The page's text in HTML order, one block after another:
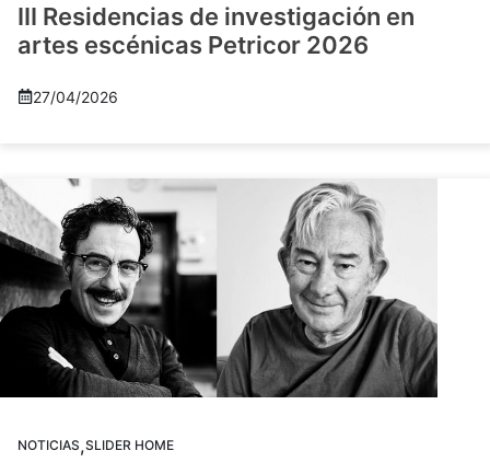
III Residencias de investigación en
artes escénicas Petricor 2026
27/04/2026
NOTICIAS,SLIDER HOME